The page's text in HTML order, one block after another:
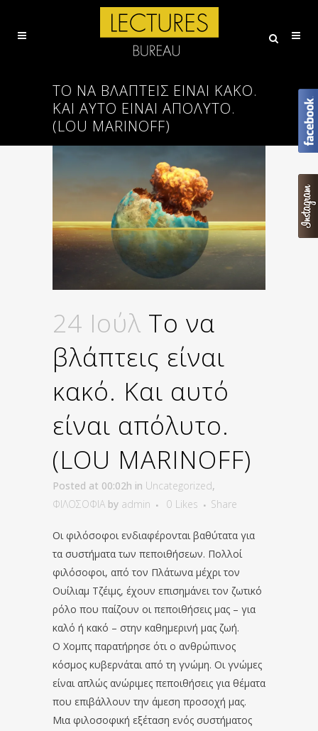
ΤΟ ΝΑ ΒΛΆΠΤΕΙΣ ΕΊΝΑΙ ΚΑΚΌ.
ΚΑΙ ΑΥΤΌ ΕΊΝΑΙ ΑΠΌΛΥΤΟ.
(LOU MARINOFF)
24 Ιούλ Το να
βλάπτεις είναι
κακό. Και αυτό
είναι απόλυτο.
(LOU MARINOFF)
Posted at 00:02h in Uncategorized,
ΦΙΛΟΣΟΦΙΑ by admin 0 Likes Share
Οι φιλόσοφοι ενδιαφέρονται βαθύτατα για
τα συστήματα των πεποιθήσεων. Πολλοί
φιλόσοφοι, από τον Πλάτωνα μέχρι τον
Ουίλιαμ Τζέιμς, έχουν επισημάνει τον ζωτικό
ρόλο που παίζουν οι πεποιθήσεις μας – για
καλό ή κακό – στην καθημερινή μας ζωή.
Ο Χομπς παρατήρησε ότι ο ανθρώπινος
κόσμος κυβερνάται από τη γνώμη. Οι γνώμες
είναι απλώς ανώριμες πεποιθήσεις για θέματα
που επιβάλλουν την άμεση προσοχή μας.
Μια φιλοσοφική εξέταση ενός συστήματος